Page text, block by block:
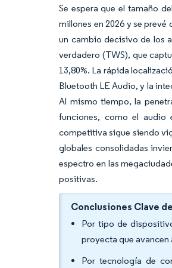
Se espera que el tamaño
millones en 2026 y se prevé
un cambio decisivo de los
verdadero (TWS), que
13,80%. La rápida
Bluetooth LE Audio, y la
Al mismo tiempo, la
funciones, como el audio
competitiva sigue siendo
globales consolidadas
espectro en las
positivas.
Conclusiones Clave
Por tipo de
proyecta que avancen
Por tecnología de